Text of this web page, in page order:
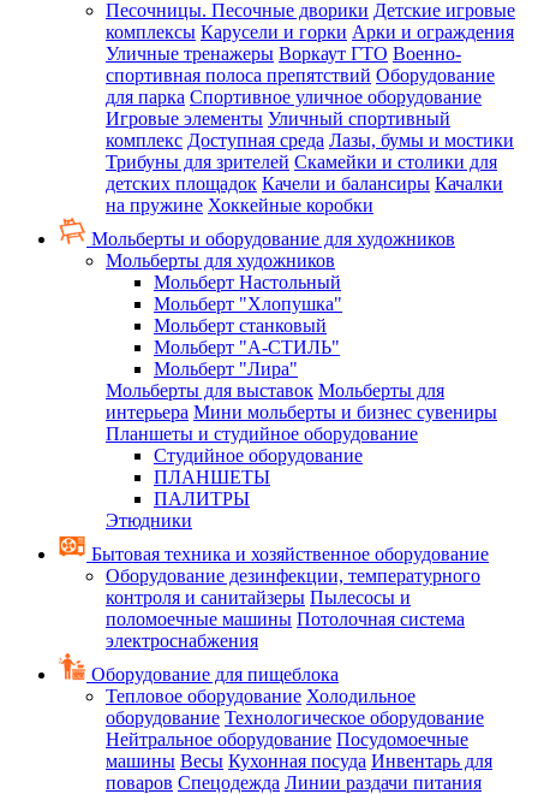
Песочницы. Песочные дворики Детские игровые
комплексы Карусели и горки Арки и ограждения
Уличные тренажеры Воркаут ГТО Военно-
спортивная полоса препятствий Оборудование
для парка Спортивное уличное оборудование
Игровые элементы Уличный спортивный
комплекс Доступная среда Лазы, бумы и мостики
Трибуны для зрителей Скамейки и столики для
детских площадок Качели и балансиры Качалки
на пружине Хоккейные коробки
Мольберты и оборудование для художников
Мольберты для художников
Мольберт Настольный
Мольберт "Хлопушка"
Мольберт станковый
Мольберт "А-СТИЛЬ"
Мольберт "Лира"
Мольберты для выставок Мольберты для
интерьера Мини мольберты и бизнес сувениры
Планшеты и студийное оборудование
Студийное оборудование
ПЛАНШЕТЫ
ПАЛИТРЫ
Этюдники
Бытовая техника и хозяйственное оборудование
Оборудование дезинфекции, температурного
контроля и санитайзеры Пылесосы и
поломоечные машины Потолочная система
электроснабжения
Оборудование для пищеблока
Тепловое оборудование Холодильное
оборудование Технологическое оборудование
Нейтральное оборудование Посудомоечные
машины Весы Кухонная посуда Инвентарь для
поваров Спецодежда Линии раздачи питания